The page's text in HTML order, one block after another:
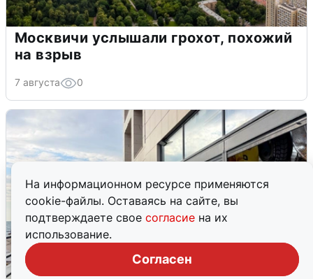
На информационном ресурсе применяются
cookie-файлы. Оставаясь на сайте, вы
подтверждаете свое согласие на их
использование.
Согласен
Москвичи услышали грохот, похожий
на взрыв
7 августа 0